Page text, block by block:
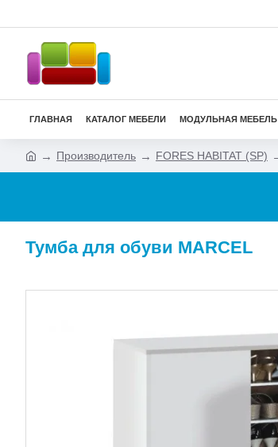
ГЛАВНАЯ КАТАЛОГ МЕБЕЛИ МОДУЛЬНАЯ МЕБЕЛЬ
Производитель FORES HABITAT (SP)
Тумба для обуви MARCEL